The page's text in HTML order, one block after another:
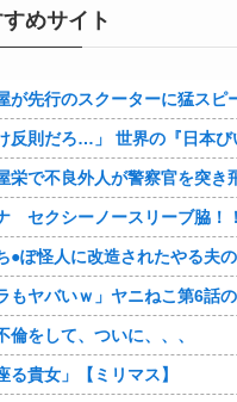
めサイト
が先行のスクーターに猛スピード
ろ…」 世界の『日本びいき』にヨーロ
で不良外人が警察官を突き飛ばす
セクシーノースリーブ脇！！
●ぽ怪人に改造されたやる夫
もヤバいｗ」ヤニねこ第6話
倫をして、ついに、、、
る貴女」【ミリマス】